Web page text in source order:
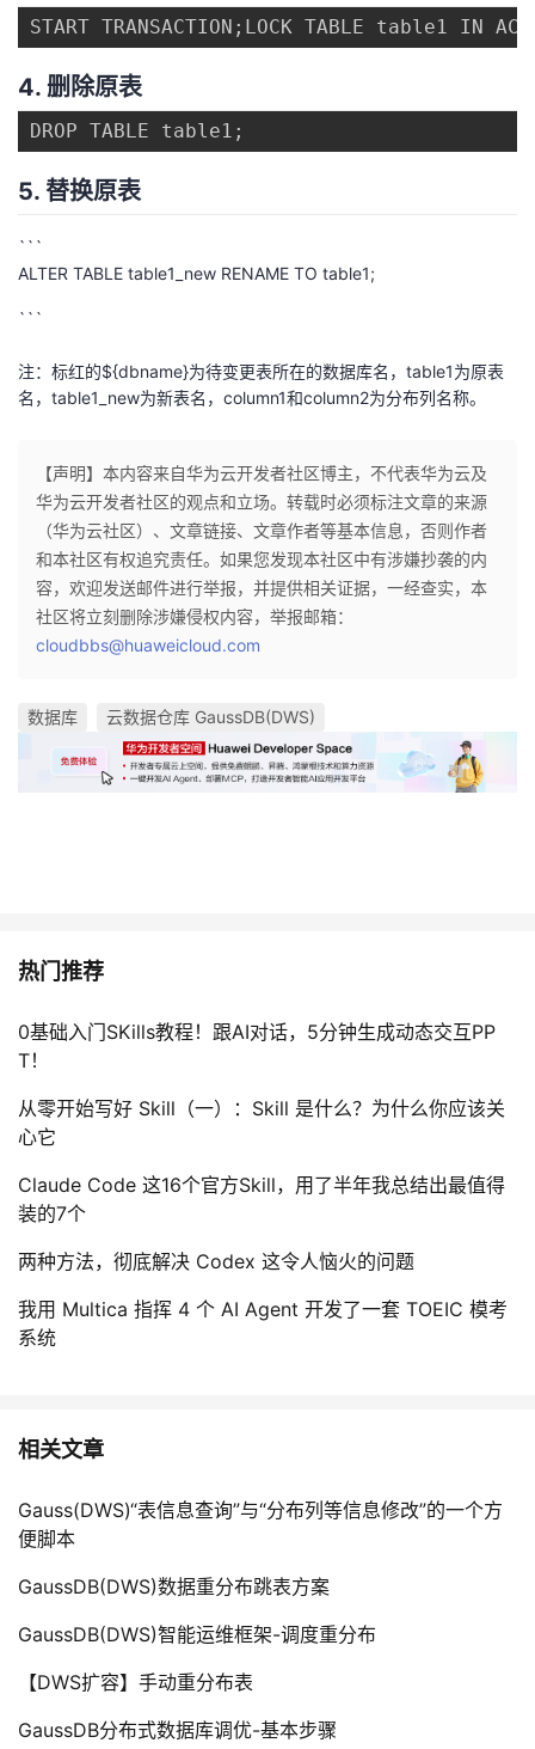
程
认
证
的
实
我
的
藏
术
支
持
云
声
建
START TRANSACTION;LOCK TABLE table1 IN
4. 删除原表
DROP TABLE table1;
5. 替换原表
```
ALTER TABLE table1_new RENAME TO table1;
```
注：标红的${dbname}为待变更表所在的数据库名，table1为原表
名，table1_new为新表名，column1和column2为分布列名称。
【声明】本内容来自华为云开发者社区博主，不代表华为云及
华为云开发者社区的观点和立场。转载时必须标注文章的来源
（华为云社区）、文章链接、文章作者等基本信息，否则作者
和本社区有权追究责任。如果您发现本社区中有涉嫌抄袭的内
容，欢迎发送邮件进行举报，并提供相关证据，一经查实，本
社区将立刻删除涉嫌侵权内容，举报邮箱：
cloudbbs@huaweicloud.com
数据库 云数据仓库 GaussDB(DWS)
热门推荐
0基础入门SKills教程！跟AI对话，5分钟生成动态交互PP
T！
从零开始写好 Skill（一）：Skill 是什么？为什么你应该关
心它
Claude Code 这16个官方Skill，用了半年我总结出最值得
装的7个
两种方法，彻底解决 Codex 这令人恼火的问题
我用 Multica 指挥 4 个 AI Agent 开发了一套 TOEIC 模考
系统
相关文章
Gauss(DWS)“表信息查询”与“分布列等信息修改”的一个方
便脚本
GaussDB(DWS)数据重分布跳表方案
GaussDB(DWS)智能运维框架-调度重分布
【DWS扩容】手动重分布表
GaussDB分布式数据库调优-基本步骤